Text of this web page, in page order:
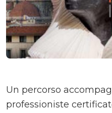
Un percorso
professioniste